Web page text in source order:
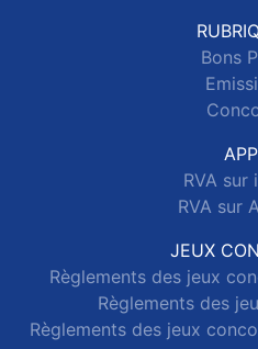
Bons
RVA sur
RVA sur
JEUX
Règlements des jeux
Règlements des
Règlements des jeux